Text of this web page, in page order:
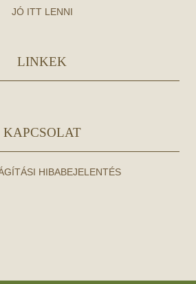
JÓ ITT LENNI
LINKEK
KAPCSOLAT
HIBABEJELENTÉS